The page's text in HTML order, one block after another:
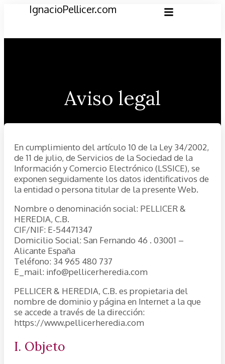
IgnacioPellicer.com
Aviso legal
En cumplimiento del artículo 10 de la Ley 34/2002,
de 11 de julio, de Servicios de la Sociedad de la
Información y Comercio Electrónico (LSSICE), se
exponen seguidamente los datos identificativos de
la entidad o persona titular de la presente Web.
Nombre o denominación social: PELLICER &
HEREDIA, C.B.
CIF/NIF: E-54471347
Domicilio Social: San Fernando 46 . 03001 –
Alicante España
Teléfono: 34 965 480 737
E_mail: info@pellicerheredia.com
PELLICER & HEREDIA, C.B. es propietaria del
nombre de dominio y página en Internet a la que
se accede a través de la dirección:
https://www.pellicerheredia.com
I. Objeto